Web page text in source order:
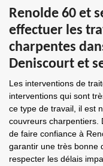
Renolde 60 et
effectuer les
charpentes
Deniscourt et
Les interventions de
interventions qui sont
ce type de travail, il est
couvreurs charpentiers.
de faire confiance à
garantir une très bonne
respecter les délais